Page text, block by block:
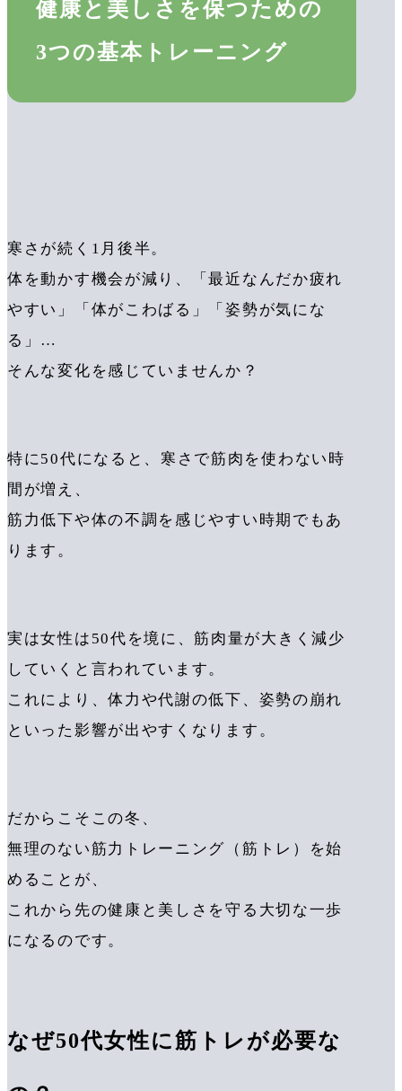
健康と美しさを保つための
3つの基本トレーニング
寒さが続く1月後半。
体を動かす機会が減り、「最近なんだか疲れ
やすい」「体がこわばる」「姿勢が気にな
る」…
そんな変化を感じていませんか？
特に50代になると、寒さで筋肉を使わない時
間が増え、
筋力低下や体の不調を感じやすい時期でもあ
ります。
実は女性は50代を境に、筋肉量が大きく減少
していくと言われています。
これにより、体力や代謝の低下、姿勢の崩れ
といった影響が出やすくなります。
だからこそこの冬、
無理のない筋力トレーニング（筋トレ）を始
めることが、
これから先の健康と美しさを守る大切な一歩
になるのです。
なぜ50代女性に筋トレが必要な